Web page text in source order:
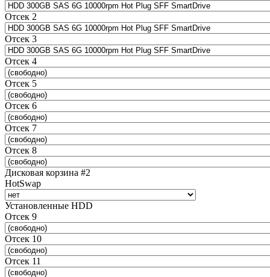
Отсек 2
Отсек 3
Отсек 4
Отсек 5
Отсек 6
Отсек 7
Отсек 8
Дисковая корзина #2
HotSwap
Установленные HDD
Отсек 9
Отсек 10
Отсек 11